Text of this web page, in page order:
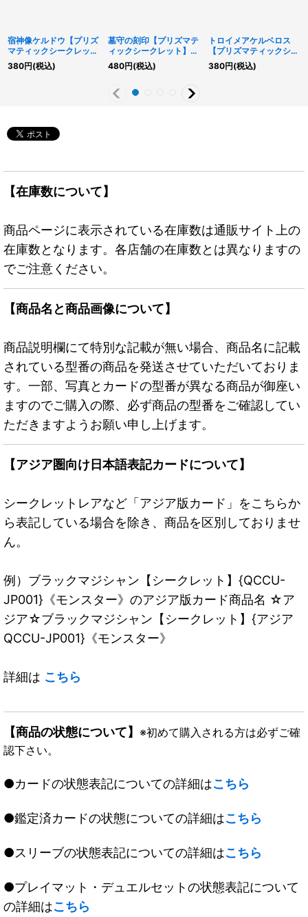
宿神像ケルドウ【プリズ
マティックシークレッ
ト】{LOCR-JP050}
《モンスター》
380円(税込)
墓守の刻印【プリズマテ
ィックシークレット】
{LOCR-JP069}《魔
法》
480円(税込)
トロイメアケルベロス
【プリズマティックシー
クレット】{LOCR-
JP068}《リンク》
380円(税込)
【在庫数について】
商品ページに表示されている在庫数は通販サイト上の
在庫数となります。各店舗の在庫数とは異なりますの
でご注意ください。
【商品名と商品画像について】
商品説明欄にて特別な記載が無い場合、商品名に記載
されている型番の商品を発送させていただいておりま
す。一部、写真とカードの型番が異なる商品が御座い
ますのでご購入の際、必ず商品の型番をご確認してい
ただきますようお願い申し上げます。
【アジア圏向け日本語表記カードについて】
シークレットレアなど「アジア版カード」をこちらか
ら表記している場合を除き、商品を区別しておりませ
ん。
例）ブラックマジシャン【シークレット】{QCCU-
JP001}《モンスター》のアジア版カード商品名 ☆ア
ジア☆ブラックマジシャン【シークレット】{アジア
QCCU-JP001}《モンスター》
詳細は こちら
【商品の状態について】 ※初めて購入される方は必ずご確
認下さい。
●カードの状態表記についての詳細はこちら
●鑑定済カードの状態についての詳細はこちら
●スリーブの状態表記についての詳細はこちら
●プレイマット・デュエルセットの状態表記について
の詳細はこちら